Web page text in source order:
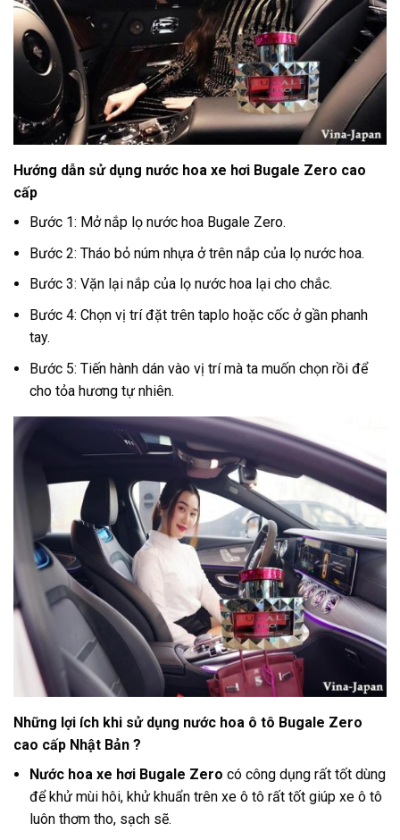
Hướng dẫn sử dụng nước hoa xe hơi Bugale Zero cao
cấp
Bước 1: Mở nắp lọ nước hoa Bugale Zero.
Bước 2: Tháo bỏ núm nhựa ở trên nắp của lọ nước hoa.
Bước 3: Vặn lại nắp của lọ nước hoa lại cho chắc.
Bước 4: Chọn vị trí đặt trên taplo hoặc cốc ở gần phanh
tay.
Bước 5: Tiến hành dán vào vị trí mà ta muốn chọn rồi để
cho tỏa hương tự nhiên.
Những lợi ích khi sử dụng nước hoa ô tô Bugale Zero
cao cấp Nhật Bản ?
Nước hoa xe hơi Bugale Zero có công dụng rất tốt dùng
để khử mùi hôi, khử khuẩn trên xe ô tô rất tốt giúp xe ô tô
luôn thơm tho, sạch sẽ.